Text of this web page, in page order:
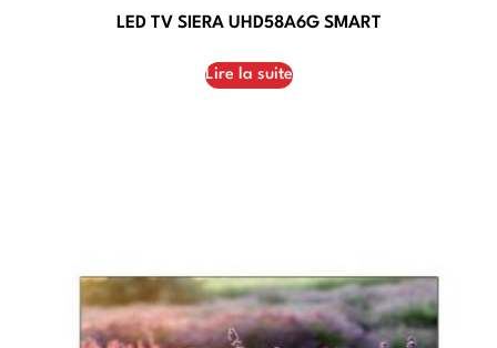
LED TV SIERA UHD58A6G SMART
Lire la suite